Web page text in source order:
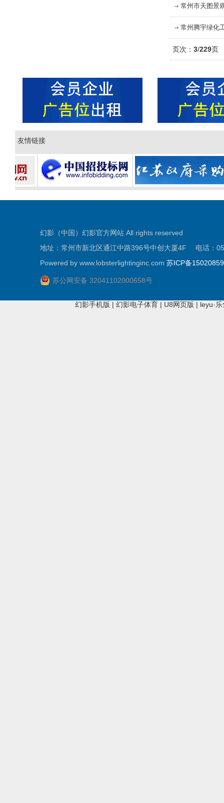
常州市天图景
常州腾宇绿化
页次： 3/229页
友情链接
幻影（中国）幻影官方网站 All rights reserved
地址：常州市新北区通江中路396号中创大厦4F 电话：
Powered by www.lobsterlightinginc.com 苏ICP备
苏公网安备 32041102000658号
幻影手机版 | 幻影电子体育| U8网页版 | leyu·